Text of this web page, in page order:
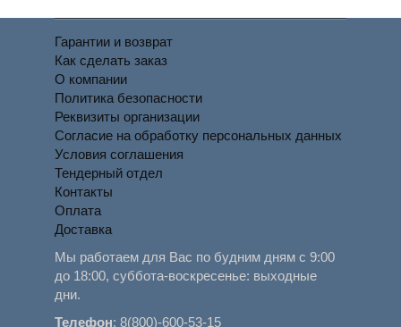
Гарантии и возврат
Как сделать заказ
О компании
Политика безопасности
Реквизиты организации
Согласие на обработку персональных данных
Условия соглашения
Тендерный отдел
Контакты
Оплата
Доставка
Мы работаем для Вас по будним дням с 9:00
до 18:00, суббота-воскресенье: выходные
дни.
Телефон:8(800)-600-53-15